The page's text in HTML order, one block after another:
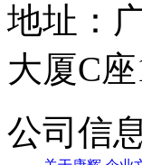
地址：
大厦C
公司信